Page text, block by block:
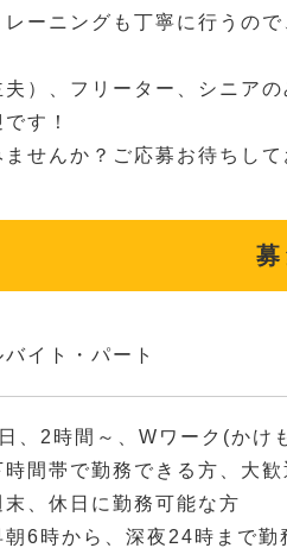
ーニングも丁寧に行うの
）、フリーター、シニア
す！
せんか？ご応募お待ちして
バイト・パート
、2時間～、Wワーク(かけ
時間帯で勤務できる方、大歓
末、休日に勤務可能な方
朝6時から、深夜24時まで